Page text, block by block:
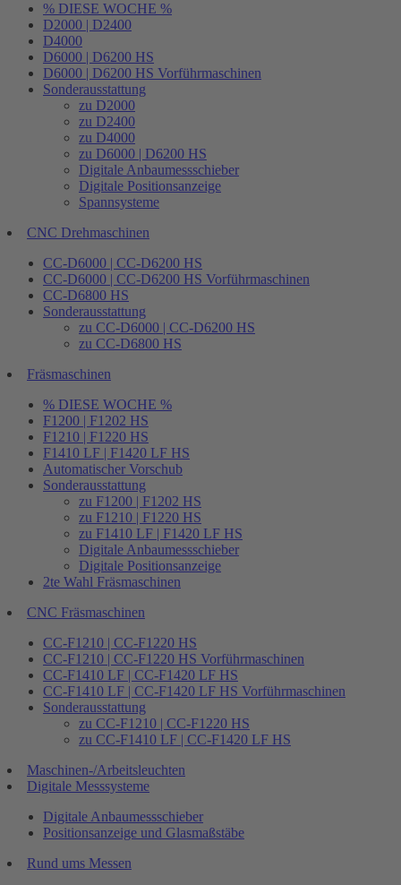
% DIESE WOCHE %
D2000 | D2400
D4000
D6000 | D6200 HS
D6000 | D6200 HS Vorführmaschinen
Sonderausstattung
zu D2000
zu D2400
zu D4000
zu D6000 | D6200 HS
Digitale Anbaumessschieber
Digitale Positionsanzeige
Spannsysteme
CNC Drehmaschinen
CC-D6000 | CC-D6200 HS
CC-D6000 | CC-D6200 HS Vorführmaschinen
CC-D6800 HS
Sonderausstattung
zu CC-D6000 | CC-D6200 HS
zu CC-D6800 HS
Fräsmaschinen
% DIESE WOCHE %
F1200 | F1202 HS
F1210 | F1220 HS
F1410 LF | F1420 LF HS
Automatischer Vorschub
Sonderausstattung
zu F1200 | F1202 HS
zu F1210 | F1220 HS
zu F1410 LF | F1420 LF HS
Digitale Anbaumessschieber
Digitale Positionsanzeige
2te Wahl Fräsmaschinen
CNC Fräsmaschinen
CC-F1210 | CC-F1220 HS
CC-F1210 | CC-F1220 HS Vorführmaschinen
CC-F1410 LF | CC-F1420 LF HS
CC-F1410 LF | CC-F1420 LF HS Vorführmaschinen
Sonderausstattung
zu CC-F1210 | CC-F1220 HS
zu CC-F1410 LF | CC-F1420 LF HS
Maschinen-/Arbeitsleuchten
Digitale Messsysteme
Digitale Anbaumessschieber
Positionsanzeige und Glasmaßstäbe
Rund ums Messen